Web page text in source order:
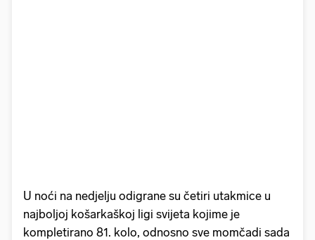
U noći na nedjelju odigrane su četiri utakmice u
najboljoj košarkaškoj ligi svijeta kojime je
kompletirano 81. kolo, odnosno sve momčadi sada